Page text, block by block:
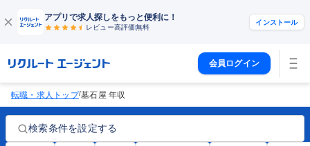
アプリで求人探しをもっと便利に！
レビュー高評価無料
インストール
会員ログイン
転職・求人トップ/墓石屋 年収
検索条件を設定する